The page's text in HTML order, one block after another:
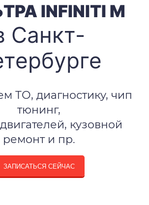
INFINITI M
Санкт-
ТО, диагностику, чип
тюнинг,
кузовной
ремонт и пр.
ЗАПИСАТЬСЯ СЕЙЧАС